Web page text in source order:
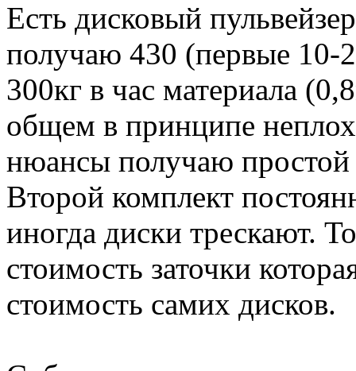
Есть дисковый
получаю 430 (первые 10-
300кг в час материала
общем в принципе
нюансы получаю простой
Второй комплект
иногда диски трескают.
стоимость заточки
стоимость самих дисков.